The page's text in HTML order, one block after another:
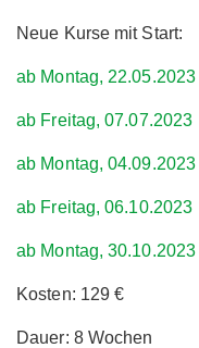
Neue Kurse mit Start:
ab Montag, 22.05.2023
ab Freitag, 07.07.2023
ab Montag, 04.09.2023
ab Freitag, 06.10.2023
ab Montag, 30.10.2023
Kosten: 129 €
Dauer: 8 Wochen